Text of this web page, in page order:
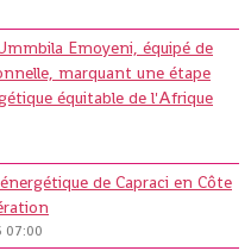
Emoyeni, équipé de
marquant une étape
équitable de l'Afrique
de Capraci en Côte
07:00